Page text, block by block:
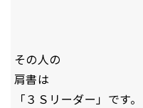
その人の
肩書は
「３Ｓリーダー」です。